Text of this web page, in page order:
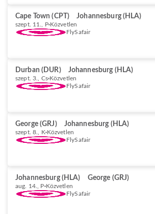
Cape Town (CPT) Johannesburg (HLA)
szept. 11., P Közvetlen
FlySafair
Durban (DUR) Johannesburg (HLA)
szept. 3., Cs Közvetlen
FlySafair
George (GRJ) Johannesburg (HLA)
szept. 8., K Közvetlen
FlySafair
Johannesburg (HLA) George (GRJ)
aug. 14., P Közvetlen
FlySafair